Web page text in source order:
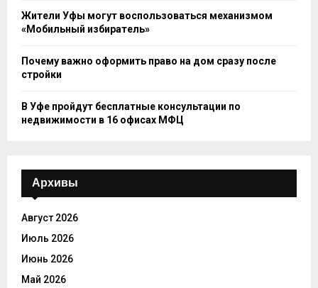
Жители Уфы могут воспользоваться механизмом
«Мобильный избиратель»
Почему важно оформить право на дом сразу после
стройки
В Уфе пройдут бесплатные консультации по
недвижимости в 16 офисах МФЦ
Архивы
Август 2026
Июль 2026
Июнь 2026
Май 2026